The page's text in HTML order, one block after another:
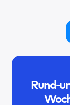
Rund-